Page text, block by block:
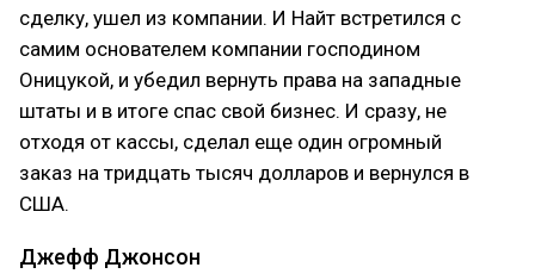
сделку, ушел из компании. И Найт встретился с
самим основателем компании господином
Оницукой, и убедил вернуть права на западные
штаты и в итоге спас свой бизнес. И сразу, не
отходя от кассы, сделал еще один огромный
заказ на тридцать тысяч долларов и вернулся в
США.
Джефф Джонсон